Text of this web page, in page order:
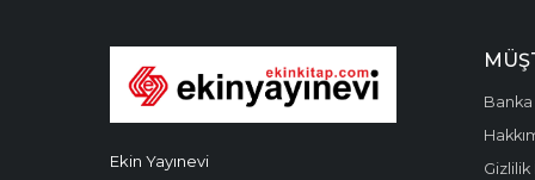
Ekin Yayınevi
Banka
Gizlilik